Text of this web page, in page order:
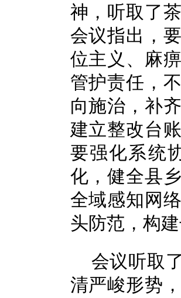
神，听取了
会议指出，
位主义、麻
管护责任，
向施治，补
建立整改台
要强化系统
化，健全县
全域感知网
头防范，构
会议听取
清严峻形势